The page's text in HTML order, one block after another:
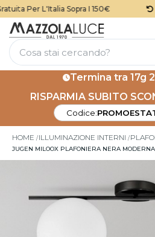
Per L'Italia Sopra I 150€
Termina tra 17g
RISPARMIA SUBITO
Codice:
HOME ILLUMINAZIONE INTERNI
JUGEN MILOOX PLAFONIERA NERA